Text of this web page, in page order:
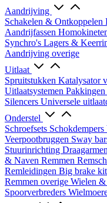
Aandrijving
Schakelen & Ontkoppelen
Aandrijfassen
Synchro's Lagers &
Aandrijving overige
Uitlaat
Spruitstukken Katalysator
Uitlaatsystemen
Silencers Universele
Onderstel
Schroefsets Schokdempers
Veerpootbruggen Sway
Stuurinrichting Draagarmen
& Naven Remmen
Remleidingen Big brake
Remmen overige Wielen &
Spoorverbreders